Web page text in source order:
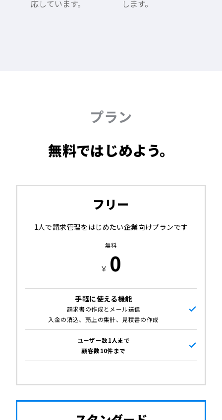
応しています。
します。
プラン
無料ではじめよう。
フリー
1人で請求管理をはじめたい企業向けプランです
無料
￥ 0
手軽に使える機能
請求書の作成とメール送信
入金の消込、売上の集計、見積書の作成
ユーザー数1人まで
顧客数10件まで